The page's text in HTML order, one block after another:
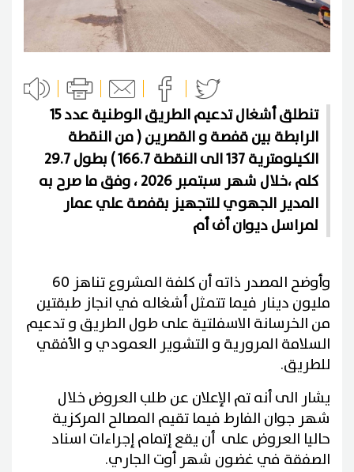
تنطلق أشغال تدعيم الطريق الوطنية عدد 15
الرابطة بين قفصة و القصرين ( من النقطة
الكيلومترية 137 الى النقطة 166.7 ) بطول 29.7
كلم ،خلال شهر سبتمبر 2026 ، وفق ما صرح به
المدير الجهوي للتجهيز بقفصة علي عمار
لمراسل ديوان أف أم
وأوضح المصدر ذاته أن كلفة المشروع تناهز 60
مليون دينار فيما تتمثل أشغاله في انجاز طبقتين
من الخرسانة الاسفلتية على طول الطريق و تدعيم
السلامة المرورية و التشوير العمودي و الأفقي
للطريق.
يشار الى أنه تم الإعلان عن طلب العروض خلال
شهر جوان الفارط فيما تقيم المصالح المركزية
حاليا العروض على أن يقع إتمام إجراءات اسناد
الصفقة في غضون شهر أوت الجاري.